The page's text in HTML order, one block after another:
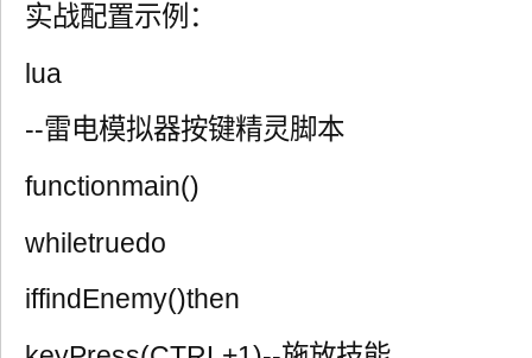
实战配置示例：
lua
--雷电模拟器按键精灵脚本
functionmain()
whiletruedo
iffindEnemy()then